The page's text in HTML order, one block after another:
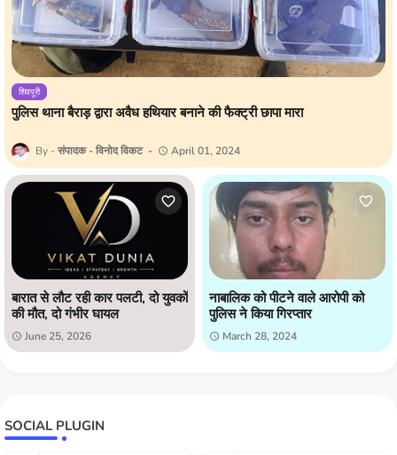
शिवपुरी
पुलिस थाना बैराड़ द्वारा अवैध हथियार बनाने की फैक्ट्री छापा मारा
संपादक - विनोद विकट April 01, 2024
बारात से लौट रही कार पलटी, दो युवकों
की मौत, दो गंभीर घायल
June 25, 2026
नाबालिक को पीटने वाले आरोपी को
पुलिस ने किया गिरप्तार
March 28, 2024
SOCIAL PLUGIN